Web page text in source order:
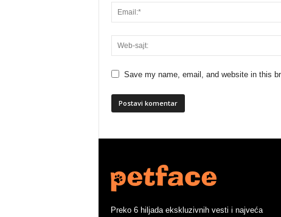
Save my name, email, and website in this
Preko 6 hiljada ekskluzivnih vesti i najveća